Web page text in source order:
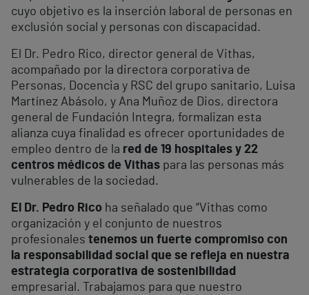
cuyo objetivo es la inserción laboral de personas en
exclusión social y personas con discapacidad.
El Dr. Pedro Rico, director general de Vithas,
acompañado por la directora corporativa de
Personas, Docencia y RSC del grupo sanitario, Luisa
Martínez Abásolo, y Ana Muñoz de Dios, directora
general de Fundación Integra, formalizan esta
alianza cuya finalidad es ofrecer oportunidades de
empleo dentro de la red de 19 hospitales y 22
centros médicos de Vithas para las personas más
vulnerables de la sociedad.
El Dr. Pedro Rico ha señalado que “Vithas como
organización y el conjunto de nuestros
profesionales tenemos un fuerte compromiso con
la responsabilidad social que se refleja en nuestra
estrategia corporativa de sostenibilidad
empresarial. Trabajamos para que nuestro